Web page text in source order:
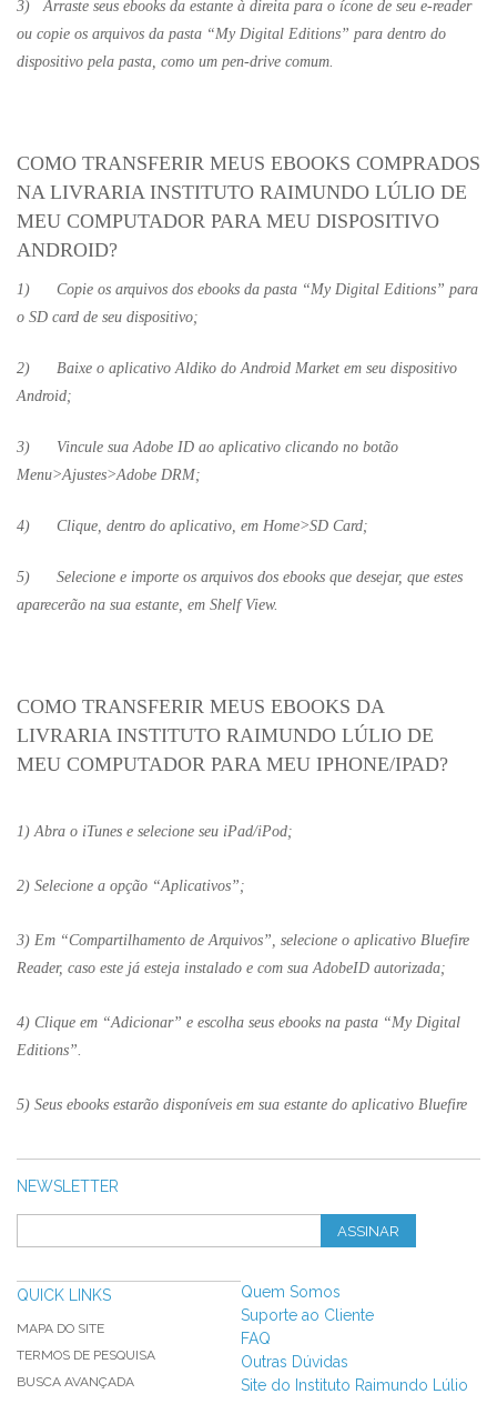
3) Arraste seus ebooks da estante à direita para o ícone de seu e-reader
ou copie os arquivos da pasta “My Digital Editions” para dentro do
dispositivo pela pasta, como um pen-drive comum.
COMO TRANSFERIR MEUS EBOOKS COMPRADOS
NA LIVRARIA INSTITUTO RAIMUNDO LÚLIO DE
MEU COMPUTADOR PARA MEU DISPOSITIVO
ANDROID?
1) Copie os arquivos dos ebooks da pasta “My Digital Editions” para
o SD card de seu dispositivo;
2) Baixe o aplicativo Aldiko do Android Market em seu dispositivo
Android;
3) Vincule sua Adobe ID ao aplicativo clicando no botão
Menu>Ajustes>Adobe DRM;
4) Clique, dentro do aplicativo, em Home>SD Card;
5) Selecione e importe os arquivos dos ebooks que desejar, que estes
aparecerão na sua estante, em Shelf View.
COMO TRANSFERIR MEUS EBOOKS DA
LIVRARIA INSTITUTO RAIMUNDO LÚLIO DE
MEU COMPUTADOR PARA MEU IPHONE/IPAD?
1) Abra o iTunes e selecione seu iPad/iPod;
2) Selecione a opção “Aplicativos”;
3) Em “Compartilhamento de Arquivos”, selecione o aplicativo Bluefire
Reader, caso este já esteja instalado e com sua AdobeID autorizada;
4) Clique em “Adicionar” e escolha seus ebooks na pasta “My Digital
Editions”.
5) Seus ebooks estarão disponíveis em sua estante do aplicativo Bluefire
NEWSLETTER
ASSINAR
QUICK LINKS
MAPA DO SITE
TERMOS DE PESQUISA
BUSCA AVANÇADA
Quem Somos
Suporte ao Cliente
FAQ
Outras Dúvidas
Site do Instituto Raimundo Lúlio